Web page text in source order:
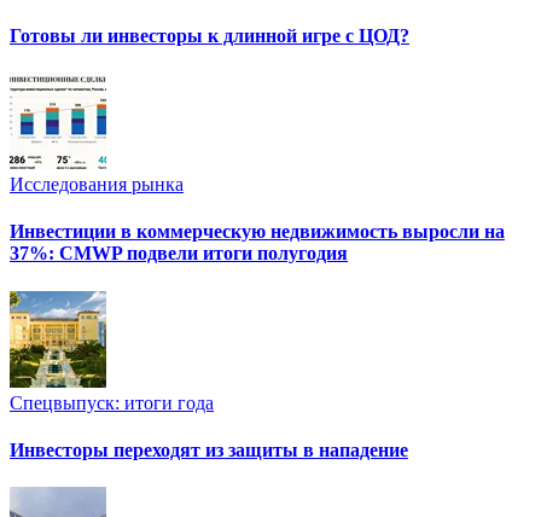
Готовы ли инвесторы к длинной игре с ЦОД?
Исследования рынка
Инвестиции в коммерческую недвижимость выросли на
37%: CMWP подвели итоги полугодия
Спецвыпуск: итоги года
Инвесторы переходят из защиты в нападение